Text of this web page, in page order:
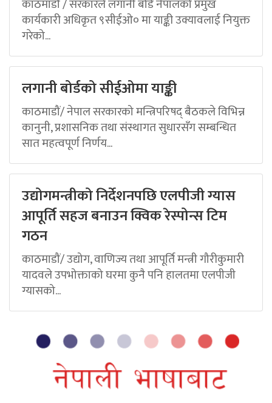
काठमाडौं / सरकारले लगानी बोर्ड नेपालको प्रमुख
कार्यकारी अधिकृत ९सीईओ० मा याङ्की उक्यावलाई नियुक्त
गरेको...
लगानी बोर्डको सीईओमा याङ्की
काठमाडौं/ नेपाल सरकारको मन्त्रिपरिषद् बैठकले विभिन्न
कानुनी, प्रशासनिक तथा संस्थागत सुधारसँग सम्बन्धित
सात महत्वपूर्ण निर्णय...
उद्योगमन्त्रीको निर्देशनपछि एलपीजी ग्यास
आपूर्ति सहज बनाउन क्विक रेस्पोन्स टिम
गठन
काठमाडौं/ उद्योग, वाणिज्य तथा आपूर्ति मन्त्री गौरीकुमारी
यादवले उपभोक्ताको घरमा कुनै पनि हालतमा एलपीजी
ग्यासको...